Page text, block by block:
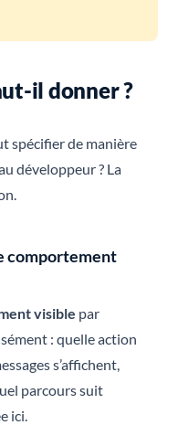
il donner ?
spécifier de manière
développeur ? La
comportement
visible par
: quelle action
s’affichent,
parcours suit
ici.